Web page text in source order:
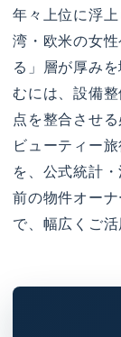
年々上位に浮
湾・欧米の女
る」層が厚み
むには、設備
点を整合させ
ビューティー
を、公式統計
前の物件オー
で、幅広くご活